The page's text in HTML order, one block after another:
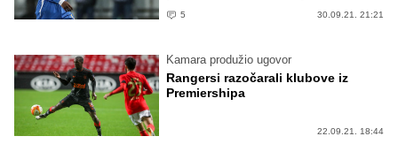
5 30.09.21. 21:21
Kamara produžio ugovor
Rangersi razočarali klubove iz
Premiershipa
22.09.21. 18:44